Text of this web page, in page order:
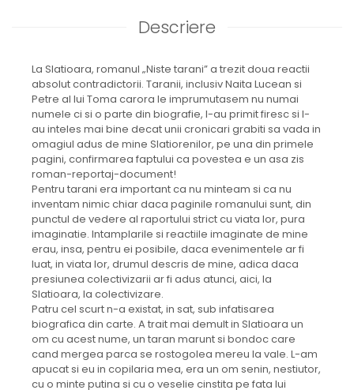
Descriere
La Slatioara, romanul „Niste tarani” a trezit doua reactii
absolut contradictorii. Taranii, inclusiv Naita Lucean si
Petre al lui Toma carora le imprumutasem nu numai
numele ci si o parte din biografie, l-au primit firesc si l-
au inteles mai bine decat unii cronicari grabiti sa vada in
omagiul adus de mine Slatiorenilor, pe una din primele
pagini, confirmarea faptului ca povestea e un asa zis
roman-reportaj-document!
Pentru tarani era important ca nu minteam si ca nu
inventam nimic chiar daca paginile romanului sunt, din
punctul de vedere al raportului strict cu viata lor, pura
imaginatie. Intamplarile si reactiile imaginate de mine
erau, insa, pentru ei posibile, daca evenimentele ar fi
luat, in viata lor, drumul descris de mine, adica daca
presiunea colectivizarii ar fi adus atunci, aici, la
Slatioara, la colectivizare.
Patru cel scurt n-a existat, in sat, sub infatisarea
biografica din carte. A trait mai demult in Slatioara un
om cu acest nume, un taran marunt si bondoc care
cand mergea parca se rostogolea mereu la vale. L-am
apucat si eu in copilaria mea, era un om senin, nestiutor,
cu o minte putina si cu o veselie cinstita pe fata lui